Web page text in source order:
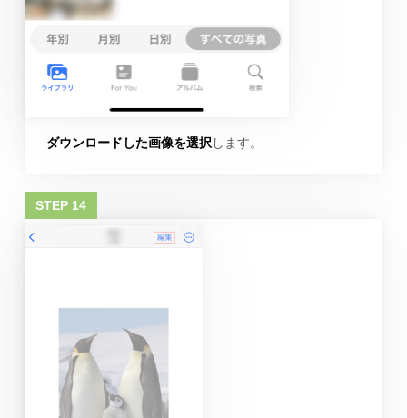
ダウンロードした画像を選択 します。